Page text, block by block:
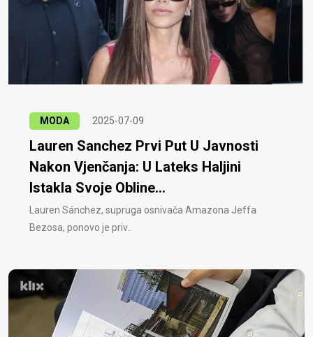
MODA 2025-07-09
Lauren Sanchez Prvi Put U Javnosti
Nakon Vjenčanja: U Lateks Haljini
Istakla Svoje Obline...
Lauren Sánchez, supruga osnivača Amazona Jeffa
Bezosa, ponovo je priv..